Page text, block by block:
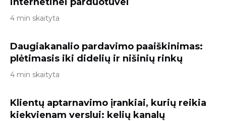
4 min skaityta
Daugiakanalio pardavimo paaiškinimas:
plėtimasis iki didelių ir nišinių rinkų
4 min skaityta
Klientų aptarnavimo įrankiai, kurių reikia
kiekvienam verslui: kelių kanalų